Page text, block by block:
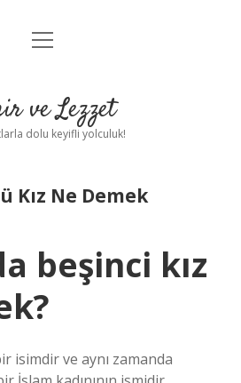
Anasayfa
Yasal Uyarı
menüyü
ve Lezzet
dolu keyifli yolculuk!
Kız Ne Demek
beşinci kız
isimdir ve aynı zamanda